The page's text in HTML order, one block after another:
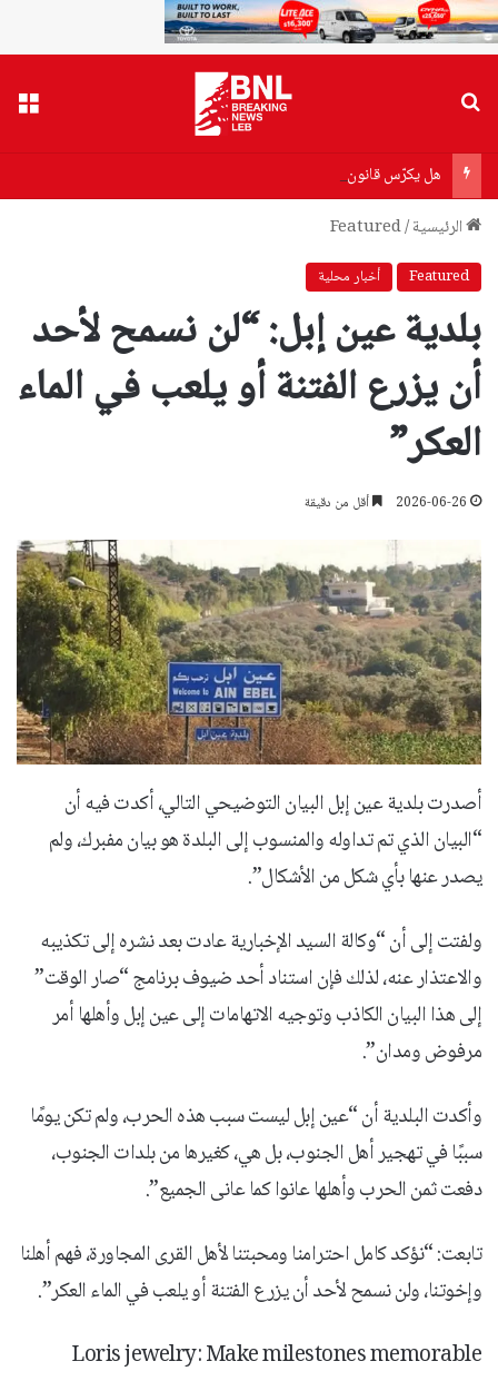
هل يكرّس قانون الإعلام “تعدّدية نقابية” أو يفتح “دكاكين طائفية”؟
الرئيسية/
Featured
Featured أخبار محلية
بلدية عين إبل: “لن نسمح لأحد
أن يزرع الفتنة أو يلعب في الماء
العكر”
2026-06-26 أقل من دقيقة
أصدرت بلدية عين إبل البيان التوضيحي التالي، أكدت فيه أن
“البيان الذي تم تداوله والمنسوب إلى البلدة هو بيان مفبرك، ولم
يصدر عنها بأي شكل من الأشكال”.
ولفتت إلى أن “وكالة السيد الإخبارية عادت بعد نشره إلى تكذيبه
والاعتذار عنه، لذلك فإن استناد أحد ضيوف برنامج “صار الوقت”
إلى هذا البيان الكاذب وتوجيه الاتهامات إلى عين إبل وأهلها أمر
مرفوض ومدان”.
وأكدت البلدية أن “عين إبل ليست سبب هذه الحرب، ولم تكن يومًا
سببًا في تهجير أهل الجنوب، بل هي، كغيرها من بلدات الجنوب،
دفعت ثمن الحرب وأهلها عانوا كما عانى الجميع”.
تابعت: “نؤكد كامل احترامنا ومحبتنا لأهل القرى المجاورة، فهم أهلنا
وإخوتنا، ولن نسمح لأحد أن يزرع الفتنة أو يلعب في الماء العكر”.
Loris jewelry: Make milestones memorable